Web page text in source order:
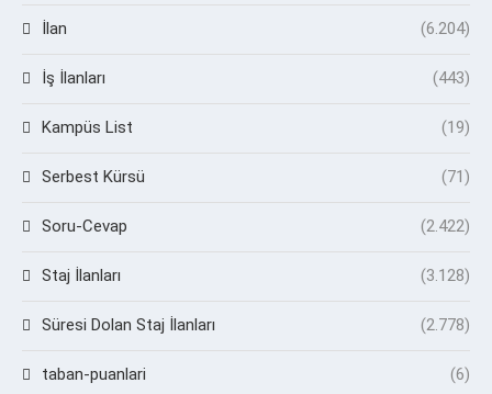
İlan (6.204)
İş İlanları (443)
Kampüs List (19)
Serbest Kürsü (71)
Soru-Cevap (2.422)
Staj İlanları (3.128)
Süresi Dolan Staj İlanları (2.778)
taban-puanlari (6)